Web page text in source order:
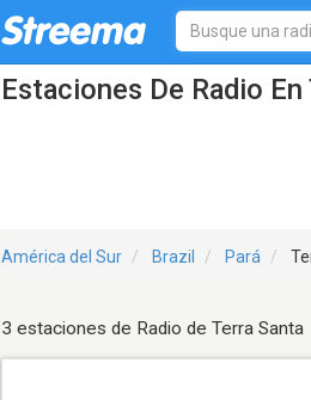
Estaciones De Radio
América del Sur Brazil Pará
3 estaciones de Radio de Terra Santa